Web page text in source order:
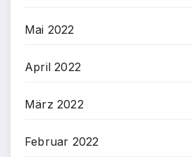
Mai 2022
April 2022
März 2022
Februar 2022